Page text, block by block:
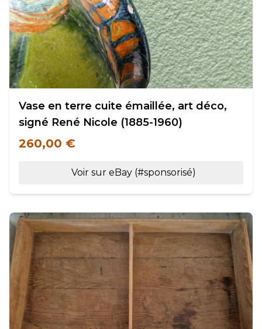
Vase en terre cuite émaillée, art déco,
signé René Nicole (1885-1960)
260,00 €
Voir sur eBay (#sponsorisé)